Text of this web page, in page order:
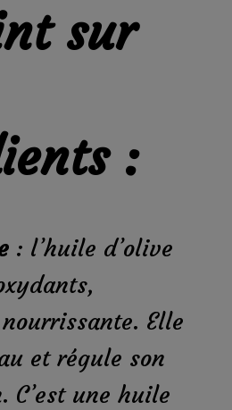
sur
:
: l’huile d’olive
Elle
et régule son
C’est une huile